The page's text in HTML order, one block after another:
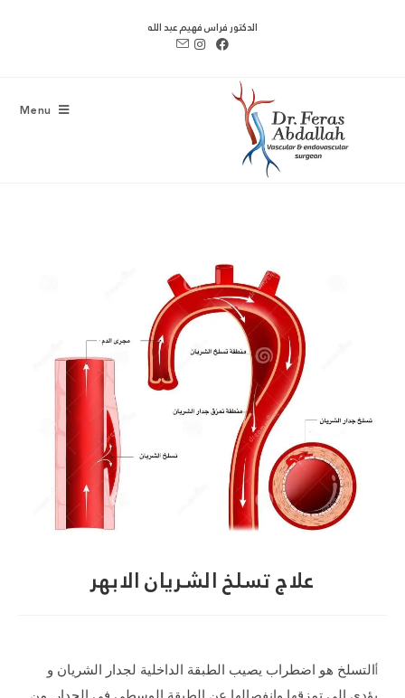
الدكتور فراس فهيم عبد الله
Menu
علاج تسلخ الشريان الابهر
أالتسلخ هو اضطراب يصيب الطبقة الداخلية لجدار الشريان و